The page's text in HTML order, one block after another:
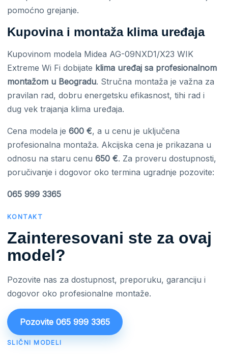
pomoćno grejanje.
Kupovina i montaža klima uređaja
Kupovinom modela Midea AG-09NXD1/X23 WIK
Extreme Wi Fi dobijate klima uređaj sa profesionalnom
montažom u Beogradu. Stručna montaža je važna za
pravilan rad, dobru energetsku efikasnost, tihi rad i
dug vek trajanja klima uređaja.
Cena modela je 600 €, a u cenu je uključena
profesionalna montaža. Akcijska cena je prikazana u
odnosu na staru cenu 650 €. Za proveru dostupnosti,
poručivanje i dogovor oko termina ugradnje pozovite:
065 999 3365
KONTAKT
Zainteresovani ste za ovaj
model?
Pozovite nas za dostupnost, preporuku, garanciju i
dogovor oko profesionalne montaže.
Pozovite 065 999 3365
SLIČNI MODELI